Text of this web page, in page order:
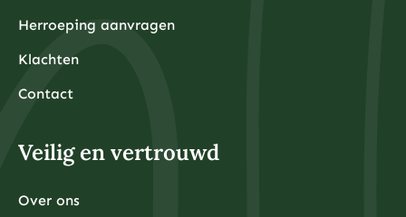
Herroeping aanvragen
Klachten
Contact
Veilig en vertrouwd
Over ons